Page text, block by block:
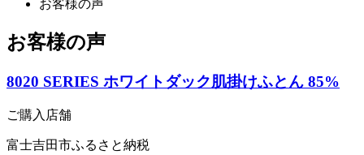
お客様の声
お客様の声
8020 SERIES ホワイトダック肌掛けふとん 85%
ご購入店舗
富士吉田市ふるさと納税